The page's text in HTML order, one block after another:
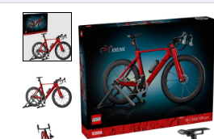
Product image